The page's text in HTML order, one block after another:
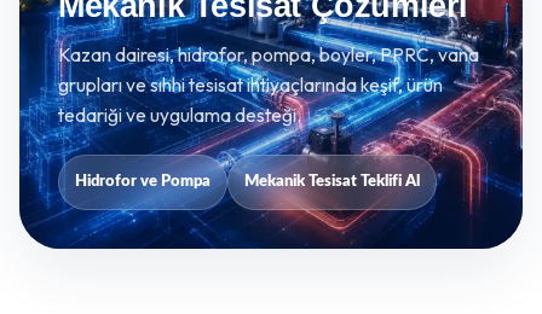
Kazan dairesi, hidrofor, pompa, boyler, PPRC, vana
grupları ve sıhhi tesisat ihtiyaçlarında keşif, ürün
tedariği ve uygulama desteği.
Hidrofor ve Pompa Mekanik Tesisat Teklifi Al